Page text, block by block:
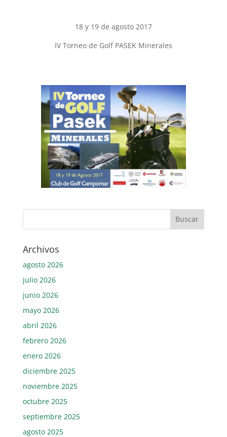
18 y 19 de agosto 2017
IV Torneo de Golf PASEK Minerales
Archivos
agosto 2026
julio 2026
junio 2026
mayo 2026
abril 2026
febrero 2026
enero 2026
diciembre 2025
noviembre 2025
octubre 2025
septiembre 2025
agosto 2025